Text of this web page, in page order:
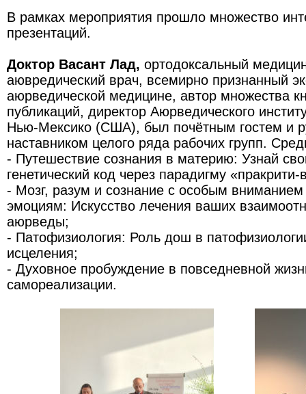
В рамках мероприятия прошло множество
презентаций.
Доктор Васант Лад, ортодоксальный
аювредический врач, всемирно признанный
аюрведической медицине, автор множества
публикаций, директор Аюрведического
Нью-Мексико (США), был почётным гостем и
наставником целого ряда рабочих групп.
- Путешествие сознания в материю: Узнай
генетический код через парадигму «пракрити-
- Мозг, разум и сознание с особым
эмоциям: Искусство лечения ваших
аюрведы;
- Патофизиология: Роль дош в
исцеления;
- Духовное пробуждение в повседневной
самореализации.